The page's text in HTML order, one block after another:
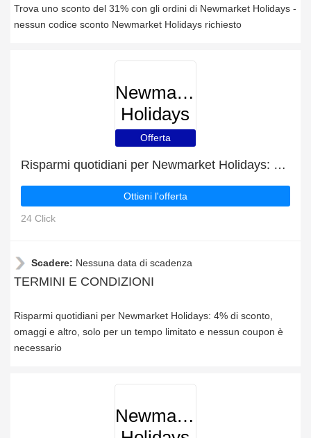
Trova uno sconto del 31% con gli ordini di Newmarket Holidays -
nessun codice sconto Newmarket Holidays richiesto
Newmarket
Holidays
Offerta
Risparmi quotidiani per Newmarket Holidays: 4% di sconto, omaggi e altro
Ottieni l'offerta
24 Click
Scadere: Nessuna data di scadenza
TERMINI E CONDIZIONI
Risparmi quotidiani per Newmarket Holidays: 4% di sconto,
omaggi e altro, solo per un tempo limitato e nessun coupon è
necessario
Newmarket